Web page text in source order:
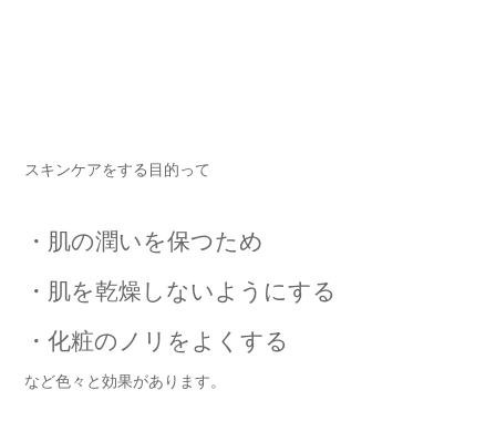
スキンケアをする目的って
・肌の潤いを保つため
・肌を乾燥しないようにする
・化粧のノリをよくする
など色々と効果があります。